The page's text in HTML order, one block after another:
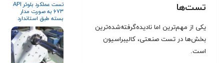
تست‌ها
یکی از مهم‌ترین اما نادیده‌گرفته‌شده‌ترین
بخش‌ها در تست صنعتی، کالیبراسیون
است.
تست عملکرد بلوئر API
۶۷۳ به صورت مدار
بسته طبق استاندارد
ISO ۵۸۰۱ و AMCA ۲۱۰